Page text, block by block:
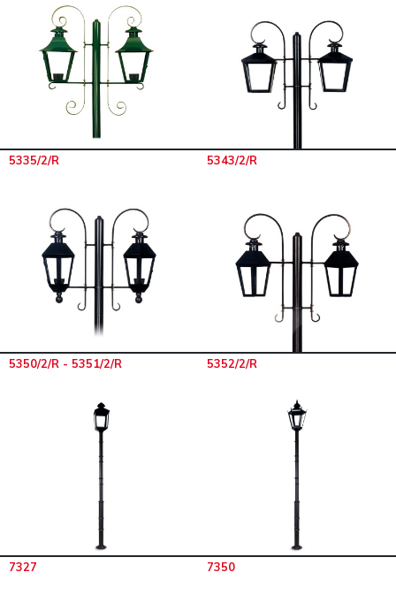
5335/2/R 5343/2/R
5350/2/R - 5351/2/R 5352/2/R
7327 7350